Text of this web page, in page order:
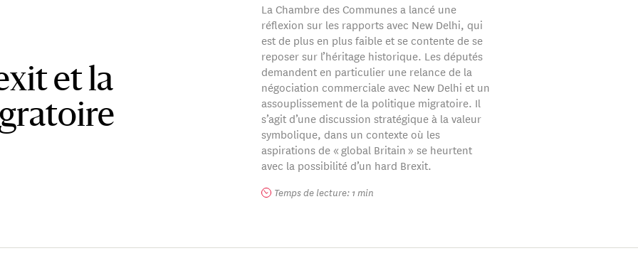
et la
La Chambre des Communes a lancé une
réflexion sur les rapports avec New Delhi, qui
est de plus en plus faible et se contente de se
reposer sur l’héritage historique. Les députés
demandent en particulier une relance de la
négociation commerciale avec New Delhi et un
assouplissement de la politique migratoire. Il
s’agit d’une discussion stratégique à la valeur
symbolique, dans un contexte où les
aspirations de « global Britain » se heurtent
avec la possibilité d’un hard Brexit.
Temps de lecture: 1 min